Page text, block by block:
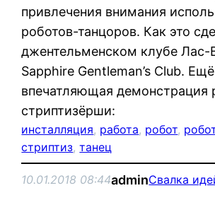
привлечения внимания
роботов-танцоров. Как это
джентельменском клубе Лас-
Sapphire Gentleman’s Club.
впечатляющая демонстрация
стриптизёрши:
инсталляция, работа, робот,
стриптиз, танец
10.01.2018 08:44adminСвалка